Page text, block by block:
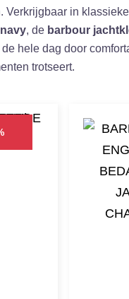
Verkrijgbaar in
navy, de barbour
hele dag door
trotseert.